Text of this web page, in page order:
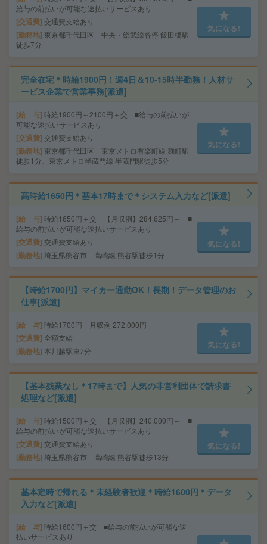
給与の前払いが可能な速払いサービスあり
交通費 交通費支給あり
勤務地 東京都千代田区 中央・総武線各停 飯田橋駅
徒歩7分
気になる!
完全在宅＊時給1900円！週4日＆10-15時半勤務！人材サ
ービス企業で営業事務[派遣]
給 与 時給1900円～2100円＋交 ■給与の前払いが
可能な速払いサービスあり
交通費 交通費支給あり
勤務地 東京都千代田区 東京メトロ有楽町線 麹町駅
徒歩1分、東京メトロ半蔵門線 半蔵門駅徒歩5分
気になる!
高時給1650円＊基本17時まで＊システム入力など[派遣]
給 与 時給1650円＋交 【月収例】284,625円～ ■
給与の前払いが可能な速払いサービスあり
交通費 交通費支給あり
勤務地 埼玉県熊谷市 高崎線 熊谷駅徒歩1分
気になる!
【時給1700円】マイカー通勤OK！長期！データ管理のお
仕事[派遣]
給 与 時給1700円 月収例 272,000円
交通費 全額支給
勤務地 本川越駅車7分
気になる!
【基本残業なし＊17時まで】人気の非営利団体で請求書
処理など[派遣]
給 与 時給1500円＋交 【月収例】240,000円～ ■
給与の前払いが可能な速払いサービスあり
交通費 交通費支給あり
勤務地 埼玉県熊谷市 高崎線 熊谷駅徒歩13分
気になる!
基本定時で帰れる＊未経験者歓迎＊時給1600円＊データ
入力など[派遣]
給 与 時給1600円＋交 ■給与の前払いが可能な速
払いサービスあり